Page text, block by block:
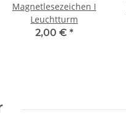
Magnetlesezeichen I
Leuchtturm
2,00 € *